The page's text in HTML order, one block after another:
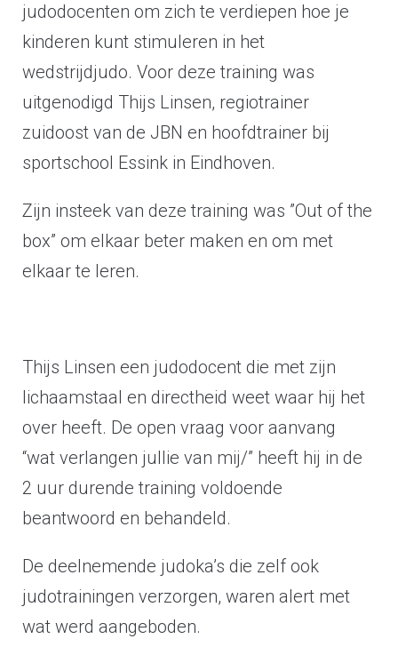
judodocenten om zich te verdiepen hoe je
kinderen kunt stimuleren in het
wedstrijdjudo. Voor deze training was
uitgenodigd Thijs Linsen, regiotrainer
zuidoost van de JBN en hoofdtrainer bij
sportschool Essink in Eindhoven.
Zijn insteek van deze training was ”Out of the
box” om elkaar beter maken en om met
elkaar te leren.
Thijs Linsen een judodocent die met zijn
lichaamstaal en directheid weet waar hij het
over heeft. De open vraag voor aanvang
“wat verlangen jullie van mij/” heeft hij in de
2 uur durende training voldoende
beantwoord en behandeld.
De deelnemende judoka’s die zelf ook
judotrainingen verzorgen, waren alert met
wat werd aangeboden.